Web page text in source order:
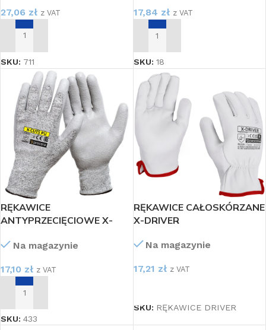
27,06 zł z VAT
DODAJ DO KOSZYKA
SKU: 711
17,84 zł z VAT
DODAJ DO KOSZYKA
SKU: 18
RĘKAWICE
ANTYPRZECIĘCIOWE X-
Na magazynie
17,10 zł z VAT
DODAJ DO KOSZYKA
SKU: 433
RĘKAWICE CAŁOSKÓRZANE
X-DRIVER
Na magazynie
17,21 zł z VAT
SKU: RĘKAWICE DRIVER